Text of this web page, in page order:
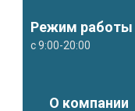
Режим работы
с 9:00-20:00
О компании